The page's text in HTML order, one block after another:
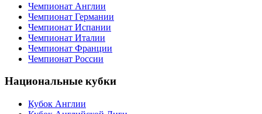
Чемпионат Англии
Чемпионат Германии
Чемпионат Испании
Чемпионат Италии
Чемпионат Франции
Чемпионат России
Национальные кубки
Кубок Англии